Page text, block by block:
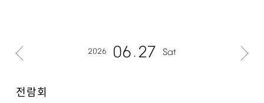
2026 06 27 Sat
전람회